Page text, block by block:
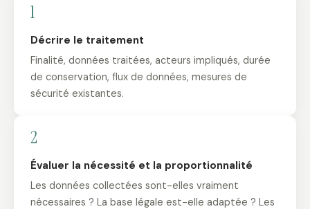
1
Décrire le traitement
Finalité, données traitées, acteurs impliqués, durée
de conservation, flux de données, mesures de
sécurité existantes.
2
Évaluer la nécessité et la proportionnalité
Les données collectées sont-elles vraiment
nécessaires ? La base légale est-elle adaptée ? Les